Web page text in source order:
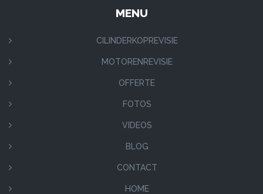
MENU
CILINDERKOPREVISIE
MOTORENREVISIE
OFFERTE
FOTOS
VIDEOS
BLOG
CONTACT
HOME